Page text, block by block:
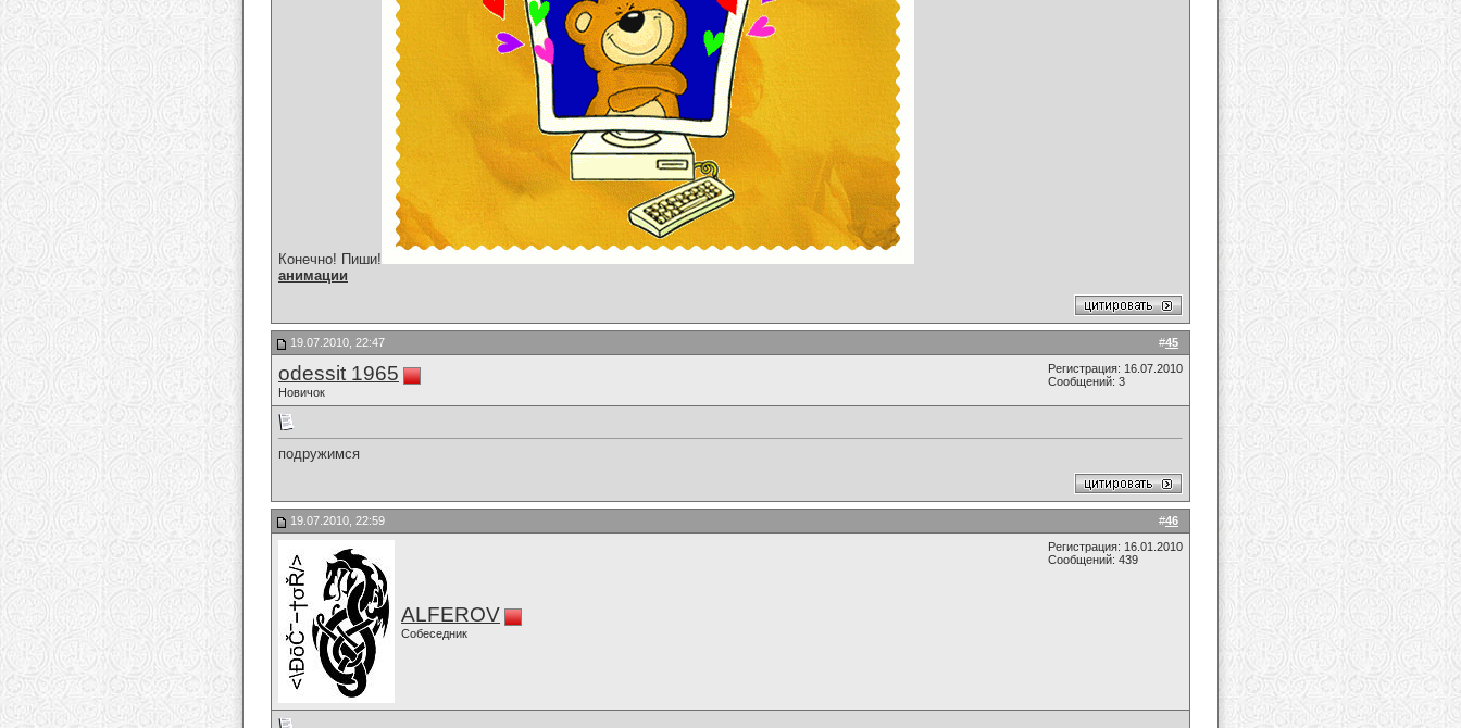
Конечно! Пиши!
анимации
#45
19.07.2010, 22:47
odessit 1965
Новичок
Регистрация: 16.07.2010
Сообщений: 3
подружимся
#46
19.07.2010, 22:59
ALFEROV
Собеседник
Регистрация: 16.01.2010
Сообщений: 439